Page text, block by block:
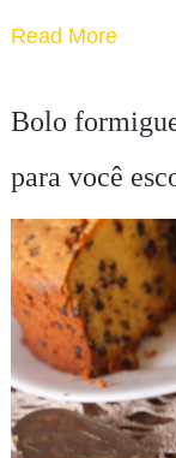
Read More
Bolo
para você